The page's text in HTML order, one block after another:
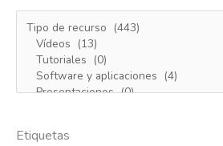
Etiquetas